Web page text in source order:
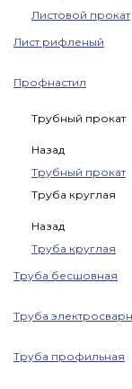
Листовой прокат
Лист рифленый
Профнастил
Трубный прокат
Назад
Трубный прокат
Труба круглая
Назад
Труба круглая
Труба бесшовная
Труба
Труба профильная